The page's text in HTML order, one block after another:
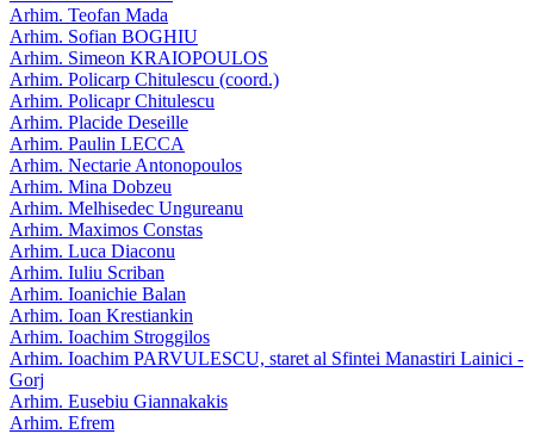
Arhim. Teofan Mada
Arhim. Sofian BOGHIU
Arhim. Simeon KRAIOPOULOS
Arhim. Policarp Chitulescu (coord.)
Arhim. Policapr Chitulescu
Arhim. Placide Deseille
Arhim. Paulin LECCA
Arhim. Nectarie Antonopoulos
Arhim. Mina Dobzeu
Arhim. Melhisedec Ungureanu
Arhim. Maximos Constas
Arhim. Luca Diaconu
Arhim. Iuliu Scriban
Arhim. Ioanichie Balan
Arhim. Ioan Krestiankin
Arhim. Ioachim Stroggilos
Arhim. Ioachim PARVULESCU, staret al Sfintei Manastiri Lainici -
Gorj
Arhim. Eusebiu Giannakakis
Arhim. Efrem